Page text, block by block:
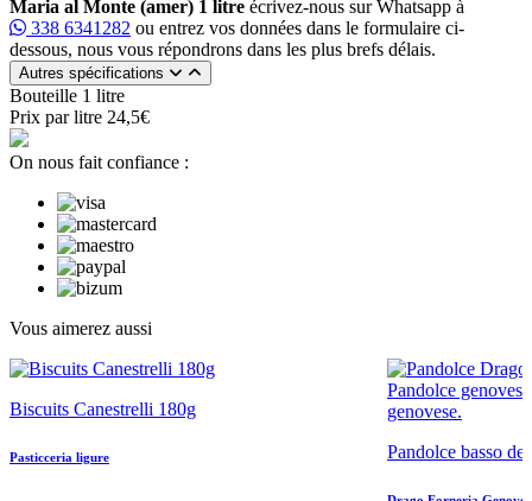
Maria al Monte (amer) 1 litre écrivez-nous sur Whatsapp à
338 6341282 ou entrez vos données dans le formulaire ci-
dessous, nous vous répondrons dans les plus brefs délais.
Autres spécifications
Bouteille 1 litre
Prix par litre 24,5€
On nous fait confiance :
Vous aimerez aussi
Biscuits Canestrelli 180g
Pasticceria ligure Pandolce basso